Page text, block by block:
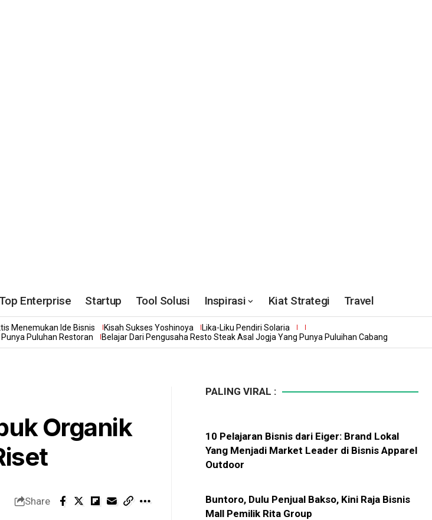
Top Enterprise Startup Tool Solusi Inspirasi Kiat Strategi Travel
Menemukan Ide Bisnis Kisah Sukses Yoshinoya
Lika-Liku Pendiri Solaria
Puluhan Restoran Belajar Dari Pengusaha Resto Steak Asal Jogja Yang Punya Puluihan Cabang
Organik
Share
PALING VIRAL :
10 Pelajaran Bisnis dari Eiger: Brand Lokal
Yang Menjadi Market Leader di Bisnis Apparel
Outdoor
Buntoro, Dulu Penjual Bakso, Kini Raja Bisnis
Mall Pemilik Rita Group